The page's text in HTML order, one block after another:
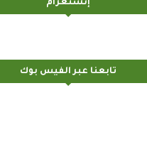
إنستغرام
تابعنا عبر الفيس بوك